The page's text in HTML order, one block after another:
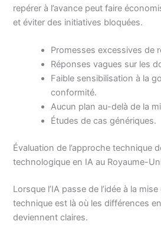
repérer à l’avance peut faire
et éviter des initiatives bloquées.
Promesses excessives de
Réponses vagues sur les
Faible sensibilisation à la
conformité.
Aucun plan au-delà de la
Études de cas génériques.
Évaluation de l’approche technique
technologique en IA au Royaume-
Lorsque l’IA passe de l’idée à la
technique est là où les différences
deviennent claires.